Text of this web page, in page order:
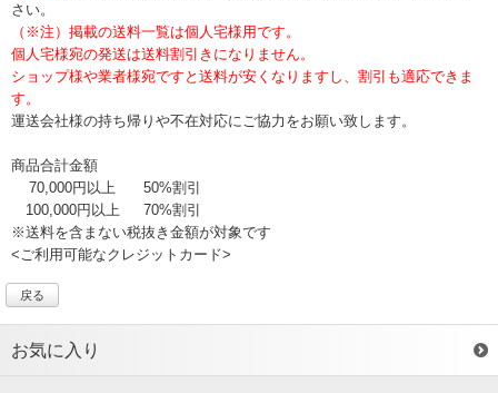
さい。
（※注）掲載の送料一覧は個人宅様用です。
個人宅様宛の発送は送料割引きになりません。
ショップ様や業者様宛ですと送料が安くなりますし、割引も適応できま
す。
運送会社様の持ち帰りや不在対応にご協力をお願い致します。
商品合計金額
70,000円以上
50%割引
100,000円以上
70%割引
※送料を含まない税抜き金額が対象です
<ご利用可能なクレジットカード>
戻る
お気に入り